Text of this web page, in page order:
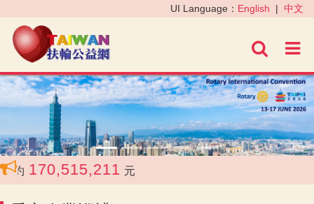
進階
UI Language： English | 中文
‹ ›
170,515,211 元